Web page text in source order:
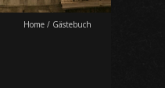
Home / Gästebuch